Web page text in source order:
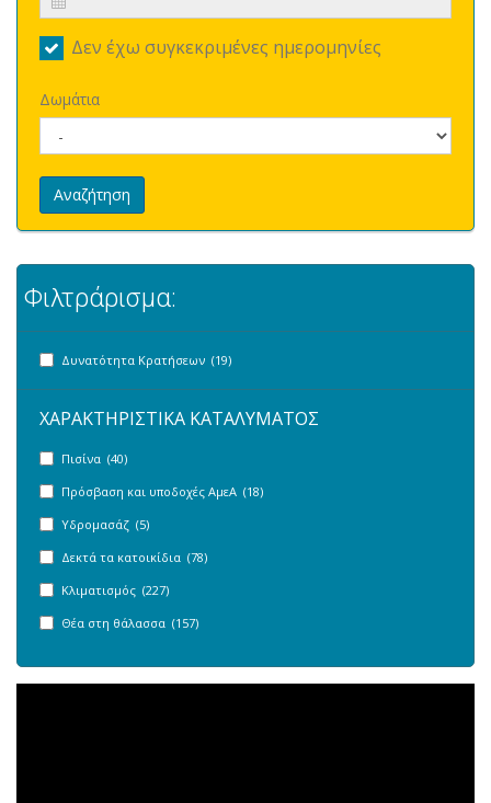
Δεν έχω συγκεκριμένες ημερομηνίες
Δωμάτια
Αναζήτηση
Φιλτράρισμα:
Δυνατότητα Κρατήσεων (19)
ΧΑΡΑΚΤΗΡΙΣΤΙΚΑ ΚΑΤΑΛΥΜΑΤΟΣ
Πισίνα (40)
Πρόσβαση και υποδοχές ΑμεΑ (18)
Υδρομασάζ (5)
Δεκτά τα κατοικίδια (78)
Κλιματισμός (227)
Θέα στη θάλασσα (157)